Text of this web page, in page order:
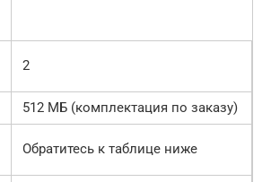
2
512 МБ (комплектация по заказу)
Обратитесь к таблице ниже